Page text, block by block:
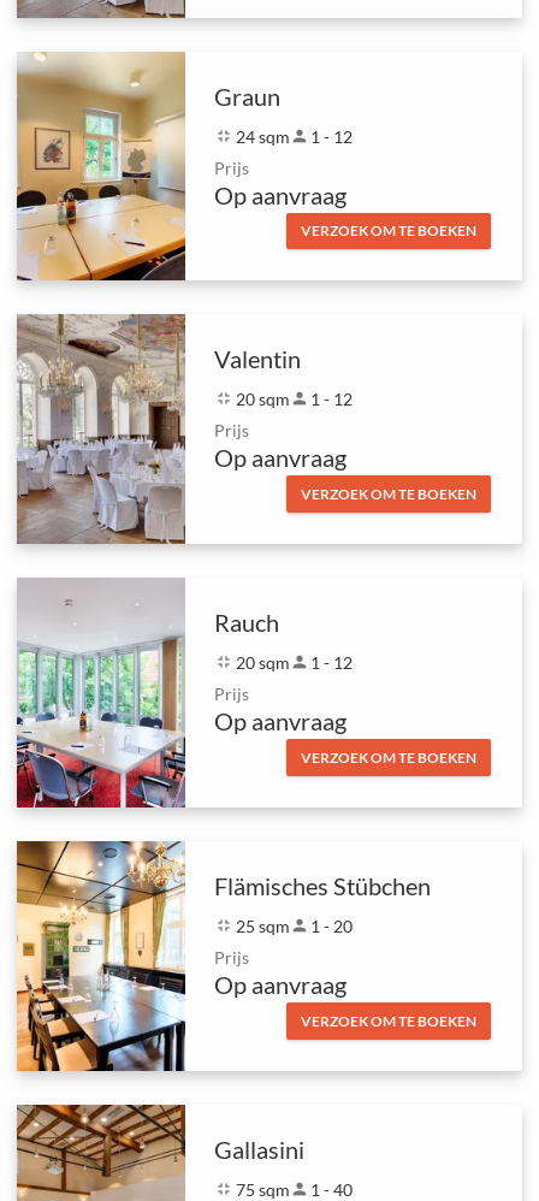
Graun
fullscreen_exit 24 sqmperson 1 - 12
Prijs
Op aanvraag
VERZOEK OM TE BOEKEN
Valentin
fullscreen_exit 20 sqmperson 1 - 12
Prijs
Op aanvraag
VERZOEK OM TE BOEKEN
Rauch
fullscreen_exit 20 sqmperson 1 - 12
Prijs
Op aanvraag
VERZOEK OM TE BOEKEN
Flämisches Stübchen
fullscreen_exit 25 sqmperson 1 - 20
Prijs
Op aanvraag
VERZOEK OM TE BOEKEN
Gallasini
fullscreen_exit 75 sqmperson 1 - 40